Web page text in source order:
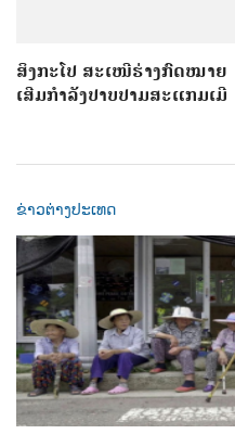
ສິງກະໂປ ສະເໜີຮ່າງກົດໝາຍ
ເສີມກຳລັງປາບປາມສະແກມເມີ
ຂ່າວຕ່າງປະເທດ